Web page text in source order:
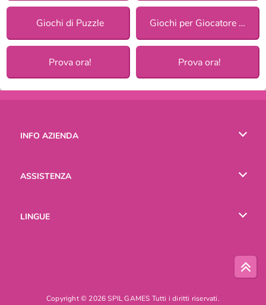
Giochi di Puzzle Giochi per Giocatore Singolo
Prova ora! Prova ora!
INFO AZIENDA
ASSISTENZA
LINGUE
Copyright © 2026 SPIL GAMES Tutti i diritti riservati.